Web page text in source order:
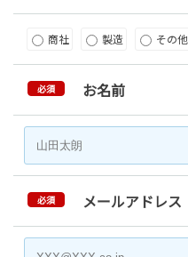
商社 製造 その他
必須 お名前
必須 メールアドレス